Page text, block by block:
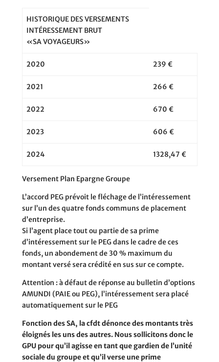
HISTORIQUE DES VERSEMENTS
INTÉRESSEMENT BRUT
«SA VOYAGEURS»
2020 239 €
2021 266 €
2022 670 €
2023 606 €
2024 1328,47 €
Versement Plan Epargne Groupe
L’accord PEG prévoit le fléchage de l’intéressement
sur l’un des quatre fonds communs de placement
d’entreprise.
Si l’agent place tout ou partie de sa prime
d’intéressement sur le PEG dans le cadre de ces
fonds, un abondement de 30 % maximum du
montant versé sera crédité en sus sur ce compte.
Attention : à défaut de réponse au bulletin d’options
AMUNDI (PAIE ou PEG), l’intéressement sera placé
automatiquement sur le PEG
Fonction des SA, la cfdt dénonce des montants très
éloignés les uns des autres. Nous sollicitons donc le
GPU pour qu’il agisse en tant que gardien de l’unité
sociale du groupe et qu’il verse une prime